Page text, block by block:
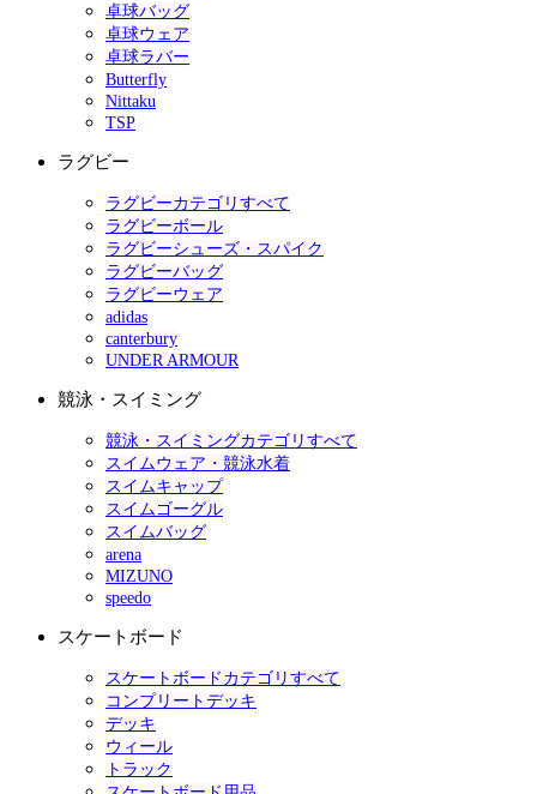
卓球バッグ
卓球ウェア
卓球ラバー
Butterfly
Nittaku
TSP
ラグビー
ラグビーカテゴリすべて
ラグビーボール
ラグビーシューズ・スパイク
ラグビーバッグ
ラグビーウェア
adidas
canterbury
UNDER ARMOUR
競泳・スイミング
競泳・スイミングカテゴリすべて
スイムウェア・競泳水着
スイムキャップ
スイムゴーグル
スイムバッグ
arena
MIZUNO
speedo
スケートボード
スケートボードカテゴリすべて
コンプリートデッキ
デッキ
ウィール
トラック